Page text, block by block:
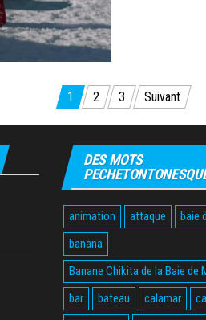
1 2 3 Suivant
DES MOTS
animation attaque
baie
banana
Banane Chikita de la Baie de
bar
bateau calamar